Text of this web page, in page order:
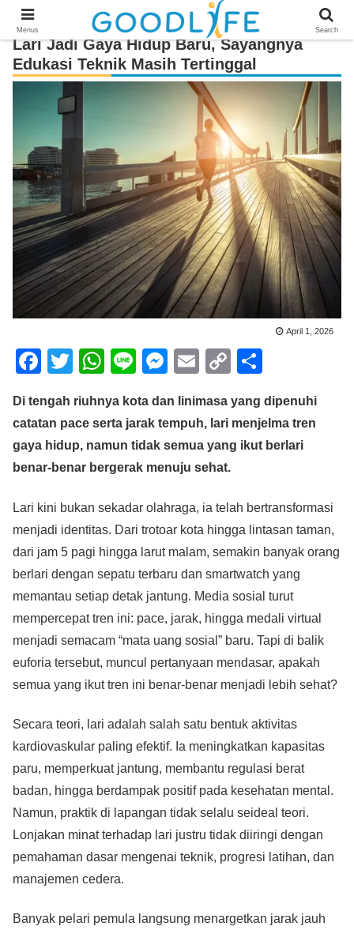
Lari Jadi Gaya Hidup Baru, Sayangnya
Edukasi Teknik Masih Tertinggal
April 1, 2026
F
c
e
b
o
k
T
tt
er
W
at
s
A
p
Li
e
M
ss
e
n
er
E
ail
C
p
y
k
ar
e
Di tengah riuhnya kota dan linimasa yang dipenuhi
catatan pace serta jarak tempuh, lari menjelma tren
gaya hidup, namun tidak semua yang ikut berlari
benar-benar bergerak menuju sehat.
Lari kini bukan sekadar olahraga, ia telah bertransformasi
menjadi identitas. Dari trotoar kota hingga lintasan taman,
dari jam 5 pagi hingga larut malam, semakin banyak orang
berlari dengan sepatu terbaru dan smartwatch yang
memantau setiap detak jantung. Media sosial turut
mempercepat tren ini: pace, jarak, hingga medali virtual
menjadi semacam “mata uang sosial” baru. Tapi di balik
euforia tersebut, muncul pertanyaan mendasar, apakah
semua yang ikut tren ini benar-benar menjadi lebih sehat?
Secara teori, lari adalah salah satu bentuk aktivitas
kardiovaskular paling efektif. Ia meningkatkan kapasitas
paru, memperkuat jantung, membantu regulasi berat
badan, hingga berdampak positif pada kesehatan mental.
Namun, praktik di lapangan tidak selalu seideal teori.
Lonjakan minat terhadap lari justru tidak diiringi dengan
pemahaman dasar mengenai teknik, progresi latihan, dan
manajemen cedera.
Banyak pelari pemula langsung menargetkan jarak jauh
Menus Search